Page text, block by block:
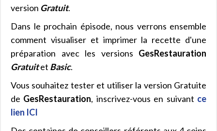
version Gratuit.
Dans le prochain épisode, nous verrons ensemble
comment visualiser et imprimer la recette d'une
préparation avec les versions GesRestauration
Gratuitet Basic.
Vous souhaitez tester et utiliser la version Gratuite
de GesRestauration, inscrivez-vous en suivant ce
lien ICI